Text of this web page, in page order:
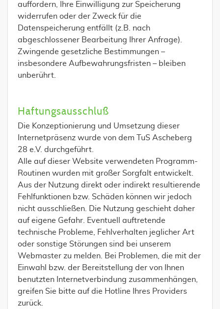
auffordern, Ihre Einwilligung zur Speicherung
widerrufen oder der Zweck für die
Datenspeicherung entfällt (z.B. nach
abgeschlossener Bearbeitung Ihrer Anfrage).
Zwingende gesetzliche Bestimmungen –
insbesondere Aufbewahrungsfristen – bleiben
unberührt.
Haftungsausschluß
Die Konzeptionierung und Umsetzung dieser
Internetpräsenz wurde von dem TuS Ascheberg
28 e.V. durchgeführt.
Alle auf dieser Website verwendeten Programm-
Routinen wurden mit großer Sorgfalt entwickelt.
Aus der Nutzung direkt oder indirekt resultierende
Fehlfunktionen bzw. Schäden können wir jedoch
nicht ausschließen. Die Nutzung geschieht daher
auf eigene Gefahr. Eventuell auftretende
technische Probleme, Fehlverhalten jeglicher Art
oder sonstige Störungen sind bei unserem
Webmaster zu melden. Bei Problemen, die mit der
Einwahl bzw. der Bereitstellung der von Ihnen
benutzten Internetverbindung zusammenhängen,
greifen Sie bitte auf die Hotline Ihres Providers
zurück.